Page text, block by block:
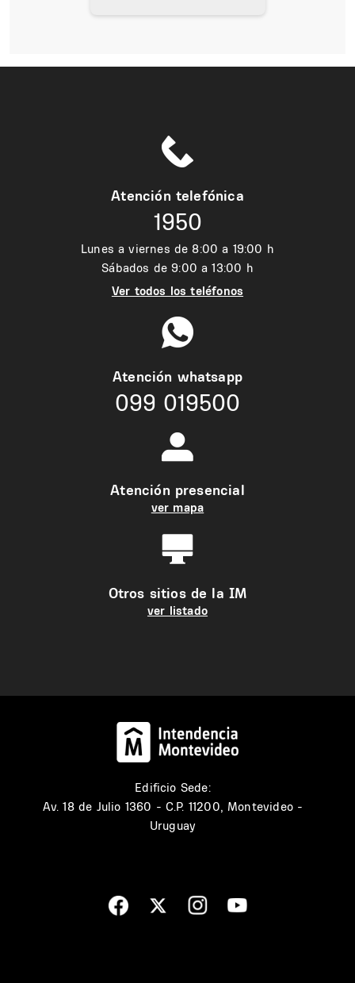
Atención telefónica
1950
Lunes a viernes de 8:00 a 19:00 h
Sábados de 9:00 a 13:00 h
Ver todos los teléfonos
Atención whatsapp
099 019500
Atención presencial
ver mapa
Otros sitios de la IM
ver listado
Edificio Sede:
Av. 18 de Julio 1360 - C.P. 11200, Montevideo -
Uruguay